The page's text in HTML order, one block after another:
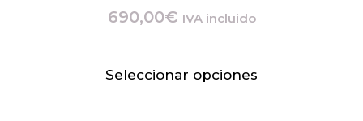
690,00€ IVA incluido
Seleccionar opciones